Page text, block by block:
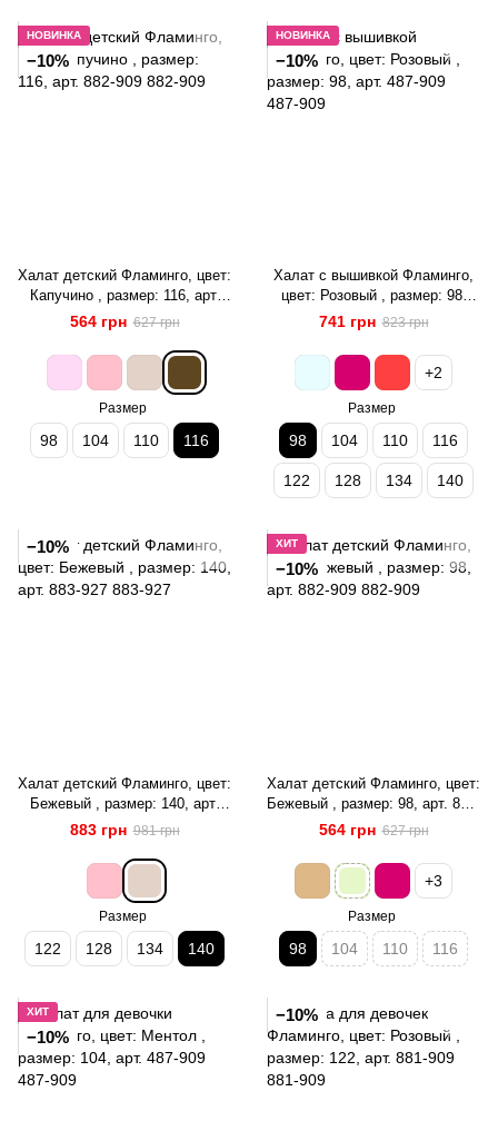
НОВИНКА
−10%
Халат детский Фламинго, цвет:
Капучино , размер: 116, арт.
882-909
564 грн 627 грн
Размер
98 104 110 116
НОВИНКА
−10%
Халат с вышивкой Фламинго,
цвет: Розовый , размер: 98,
арт. 487-909
741 грн 823 грн
+2
Размер
98 104 110 116
122 128 134 140
−10%
Халат детский Фламинго, цвет:
Бежевый , размер: 140, арт.
883-927
883 грн 981 грн
Размер
122 128 134 140
ХИТ
−10%
Халат детский Фламинго, цвет:
Бежевый , размер: 98, арт. 882-
909
564 грн 627 грн
+3
Размер
98 104 110 116
ХИТ
−10%
−10%